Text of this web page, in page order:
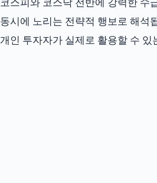
코스피와 코스닥 전반에 강력한 수
동시에 노리는 전략적 행보로 해석
개인 투자자가 실제로 활용할 수